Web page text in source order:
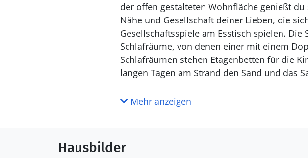
der offen gestalteten Wohnfläche genießt
Nähe und Gesellschaft deiner Lieben, die
Gesellschaftsspiele am Esstisch spielen.
Schlafräume, von denen einer mit einem
Schlafräumen stehen Etagenbetten für die
langen Tagen am Strand den Sand und das
Genieße das Leben im Freien
Rhododendren im Garten in schönsten
Mehr anzeigen
Hausbilder